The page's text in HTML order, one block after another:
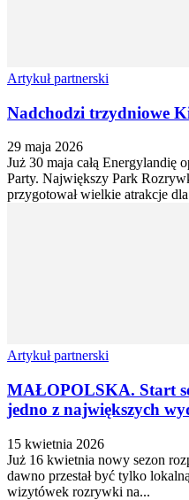
Artykuł partnerski
Nadchodzi trzydniowe
29 maja 2026
Już 30 maja całą Energylandię
Party. Największy Park
przygotował wielkie atrakcje dla
Artykuł partnerski
MAŁOPOLSKA. Start
jedno z największych
15 kwietnia 2026
Już 16 kwietnia nowy sezon
dawno przestał być tylko
wizytówek rozrywki na...